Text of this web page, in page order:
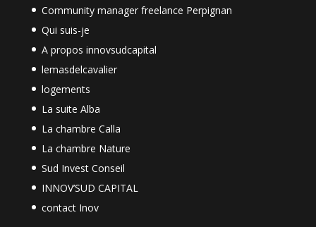
Community manager freelance Perpignan
Qui suis-je
A propos innovsudcapital
lemasdelcavalier
logements
La suite Alba
La chambre Calla
La chambre Nature
Sud Invest Conseil
INNOV’SUD CAPITAL
contact Inov